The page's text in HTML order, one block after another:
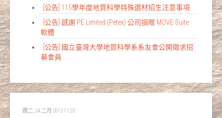
[公告] 115學年度地質科學特殊選材招生注意事項
[公告] 感謝 PE Limited (Petex) 公司捐贈 MOVE Suite
軟體
[公告] 國立臺灣大學地質科學系系友會公開徵求招
募會員
週二, 24 二月 2015 17:23